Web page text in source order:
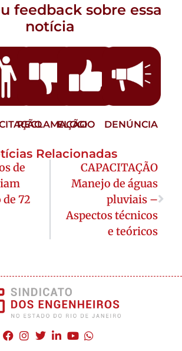
feedback sobre essa
notícia
RECLAMAÇÃO
ELOGIO DENÚNCIA
Relacionadas
de
72
CAPACITAÇÃO
Manejo de águas
pluviais –
Aspectos técnicos
e teóricos